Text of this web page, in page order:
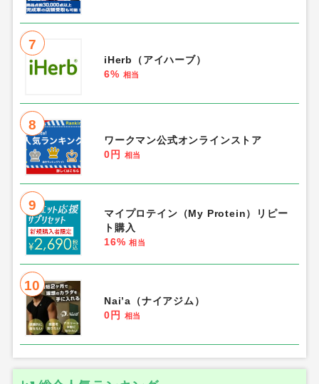
7
iHerb（アイハーブ）
6% 相当
8
ワークマン公式オンラインストア
0円
相当
9
マイプロテイン（My Protein）リピー
ト購入
16% 相当
10
Nai’a（ナイアジム）
0円
相当